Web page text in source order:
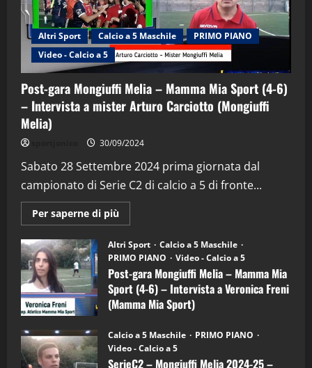
Altri Sport Calcio a 5 Maschile
PRIMO PIANO
Video - Calcio a 5
Post-gara Mongiuffi Melia – Mamma Mia Sport (4-6)
– Intervista a mister Arturo Carciotto (Mongiuffi
Melia)
30/09/2024
Sabato 28 Settembre 2024 prima giornata dal
campionato di Serie C2 di calcio a 5 di fronte...
Per saperne di più
informazioni
Post-
gara
Mongiuffi
Melia
–
Mamma
Mia
Sport
6)
–
Intervista
a
Altri Sport
Calcio a 5 Maschile
PRIMO PIANO
Video - Calcio a 5
Post-gara Mongiuffi Melia – Mamma Mia
Sport (4-6) – Intervista a Veronica Freni
(Mamma Mia Sport)
Calcio a 5 Maschile
PRIMO PIANO
Video - Calcio a 5
SerieC2 – Mongiuffi Melia 2024-25 –
2
“SportEmpire” in Podcast: 29^ Puntata
(Martedi 28 Aprile 2026)
28/04/2026
3
"SportEmpire" in Podcast
“SportEmpire” in Podcast: 28^ Puntata
(Martedi 21 Aprile 2026)
21/04/2026
“SportEmpire” in Podcast: 27^ Puntata
(Martedi 14 Aprile 2026)